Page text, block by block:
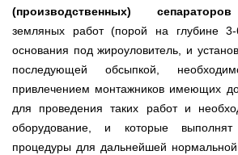
(производственных)
земляных работ (порой на глубине
основания под жироуловитель, и
последующей обсыпкой,
привлечением монтажников имеющих
для проведения таких работ и
оборудование, и которые
процедуры для дальнейшей